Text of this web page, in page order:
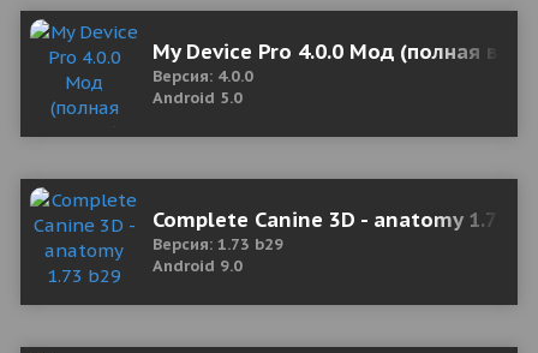
My Device Pro 4.0.0 Мод (полная
Версия: 4.0.0
Android 5.0
Complete Canine 3D - anatomy 1.73
Версия: 1.73 b29
Android 9.0